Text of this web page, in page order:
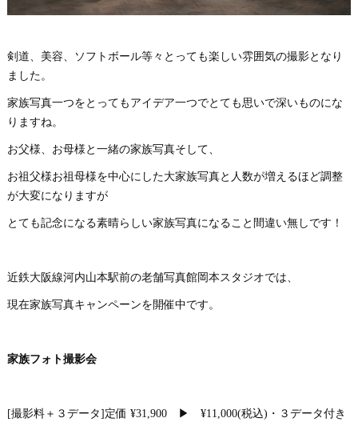
剣道、美容、ソフトボール等々とっても楽しい雰囲気の撮影となり
ました。
家族写真一つをとってもアイデア一つでとても思いで深いものにな
りますね。
お父様、お母様と一緒の家族写真そして、
お祖父様お祖母様を中心にした大家族写真と人数が増えるほど調整
が大変になりますが
とても記念になる素晴らしい家族写真になること間違い無しです！
近鉄大阪線河内山本駅前の老舗写真館岡本スタジオでは、
現在家族写真キャンペーンを開催中です。
家族フォト撮影会
[撮影料＋３データ]定価 ¥31,900 ▶︎ ¥11,000(税込)・３データ付き